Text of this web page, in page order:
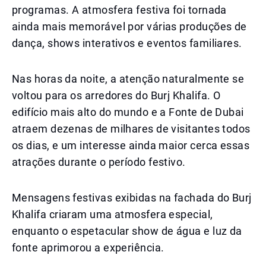
programas. A atmosfera festiva foi tornada
ainda mais memorável por várias produções de
dança, shows interativos e eventos familiares.
Nas horas da noite, a atenção naturalmente se
voltou para os arredores do Burj Khalifa. O
edifício mais alto do mundo e a Fonte de Dubai
atraem dezenas de milhares de visitantes todos
os dias, e um interesse ainda maior cerca essas
atrações durante o período festivo.
Mensagens festivas exibidas na fachada do Burj
Khalifa criaram uma atmosfera especial,
enquanto o espetacular show de água e luz da
fonte aprimorou a experiência.